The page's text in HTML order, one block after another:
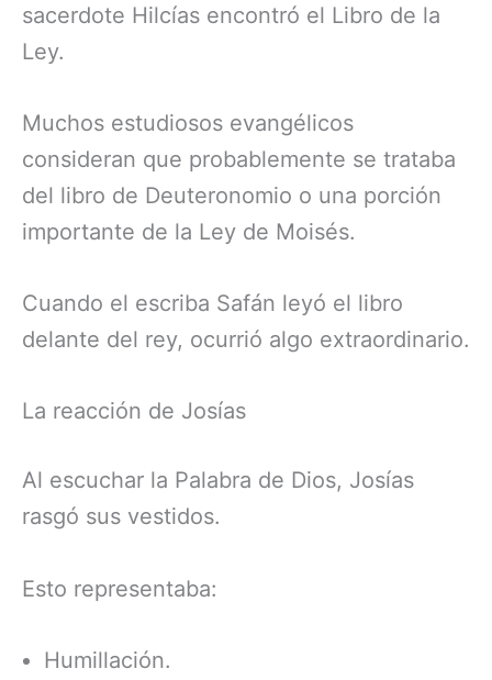
sacerdote Hilcías encontró el Libro de la
Ley.
Muchos estudiosos evangélicos
consideran que probablemente se trataba
del libro de Deuteronomio o una porción
importante de la Ley de Moisés.
Cuando el escriba Safán leyó el libro
delante del rey, ocurrió algo extraordinario.
La reacción de Josías
Al escuchar la Palabra de Dios, Josías
rasgó sus vestidos.
Esto representaba:
Humillación.